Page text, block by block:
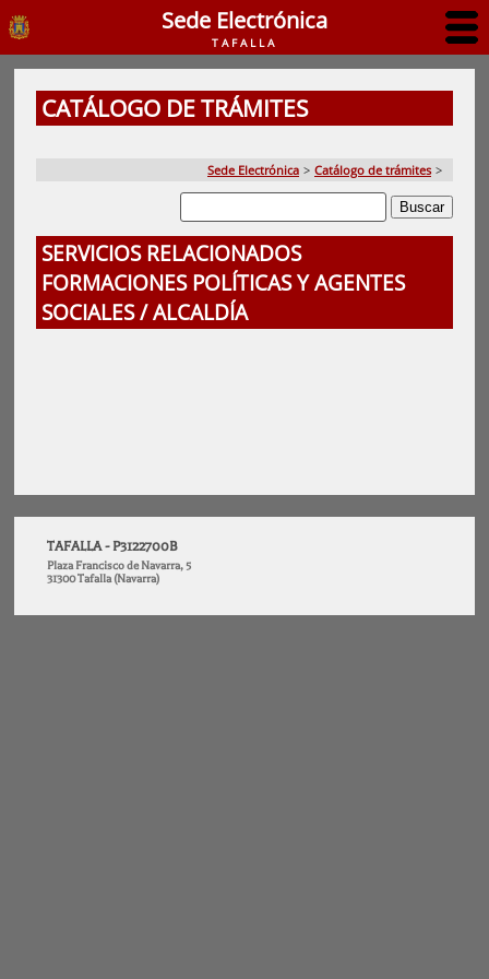
Sede Electrónica
TAFALLA
CATÁLOGO DE TRÁMITES
Sede Electrónica > Catálogo de trámites >
SERVICIOS RELACIONADOS
FORMACIONES POLÍTICAS Y AGENTES
SOCIALES / ALCALDÍA
TAFALLA - P3122700B
Plaza Francisco de Navarra, 5
31300 Tafalla (Navarra)